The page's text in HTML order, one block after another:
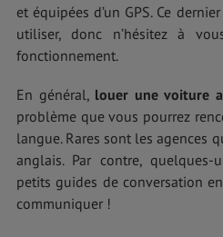
et équipées d’un GPS. Ce
utiliser, donc n’hésitez à
fonctionnement.
En général, louer une voiture
problème que vous pourrez
langue. Rares sont les agences
anglais. Par contre, quelques-
petits guides de conversation
communiquer !